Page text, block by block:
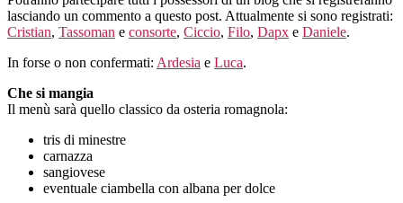
lasciando un commento a questo post. Attualmente si sono registrati:
Cristian, Tassoman e consorte, Ciccio, Filo, Dapx e Daniele.
In forse o non confermati: Ardesia e Luca.
Che si mangia
Il menù sarà quello classico da osteria romagnola:
tris di minestre
carnazza
sangiovese
eventuale ciambella con albana per dolce